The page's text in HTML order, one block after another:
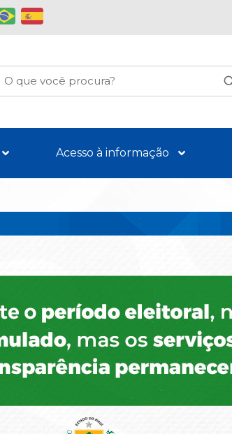
Acesso à informação